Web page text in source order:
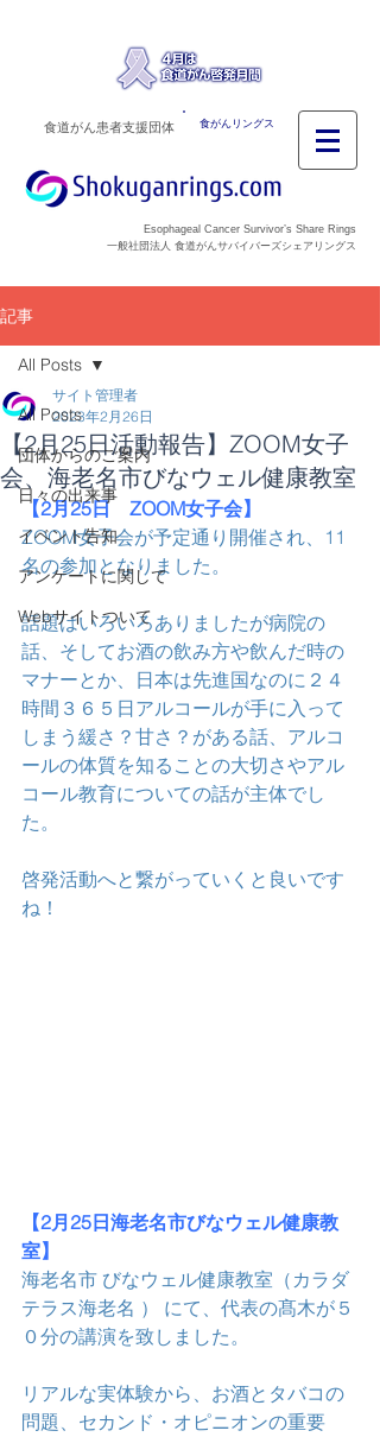
食がんリングス
食道がん患者支援団体
Esophageal Cancer Survivor’s Share Rings
一般社団法人 食道がんサバイバーズシェアリングス
記事
All Posts
団体からのご案内
日々の出来事
イベント告知
アンケートに関して
Webサイトついて
All Posts
【2月25日活動報告】ZOOM女子
会、海老名市びなウェル健康教室
サイト管理者
2023年2月26日
【2月25日　ZOOM女子会】
ZOOM女子会が予定通り開催され、11
名の参加となりました。
話題はいろいろありましたが病院の
話、そしてお酒の飲み方や飲んだ時の
マナーとか、日本は先進国なのに２４
時間３６５日アルコールが手に入って
しまう緩さ？甘さ？がある話、アルコ
ールの体質を知ることの大切さやアル
コール教育についての話が主体でし
た。
啓発活動へと繋がっていくと良いです
ね！
【2月25日海老名市びなウェル健康教
室】
海老名市 びなウェル健康教室（カラダ
テラス海老名 ） にて、代表の髙木が５
０分の講演を致しました。
リアルな実体験から、お酒とタバコの
問題、セカンド・オピニオンの重要